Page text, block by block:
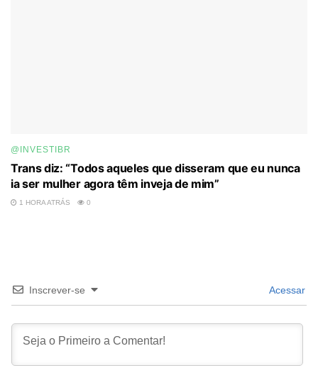
@INVESTIBR
Trans diz: “Todos aqueles que disseram que eu nunca
ia ser mulher agora têm inveja de mim”
1 HORA ATRÁS 0
Inscrever-se Acessar